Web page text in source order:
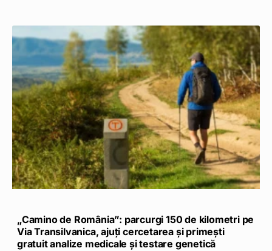
„Camino de România”: parcurgi 150 de kilometri pe
Via Transilvanica, ajuți cercetarea și primești
gratuit analize medicale și testare genetică